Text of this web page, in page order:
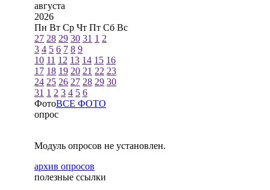
августа
2026
Пн Вт Ср Чт Пт Сб Вс
27 28 29 30 31 1 2
3 4 5 6 7 8 9
10 11 12 13 14 15 16
17 18 19 20 21 22 23
24 25 26 27 28 29 30
31 1 2 3 4 5 6
ФотоВСЕ ФОТО
опрос
Модуль опросов не установлен.
архив опросов
полезные ссылки